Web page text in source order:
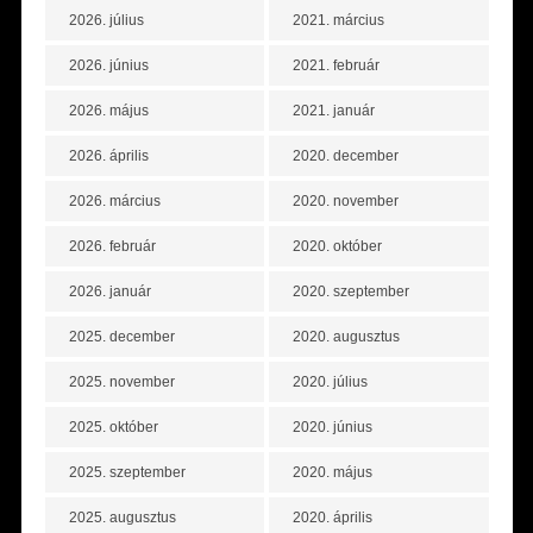
2026. július
2026. június
2026. május
2026. április
2026. március
2026. február
2026. január
2025. december
2025. november
2025. október
2025. szeptember
2025. augusztus
2021. március
2021. február
2021. január
2020. december
2020. november
2020. október
2020. szeptember
2020. augusztus
2020. július
2020. június
2020. május
2020. április